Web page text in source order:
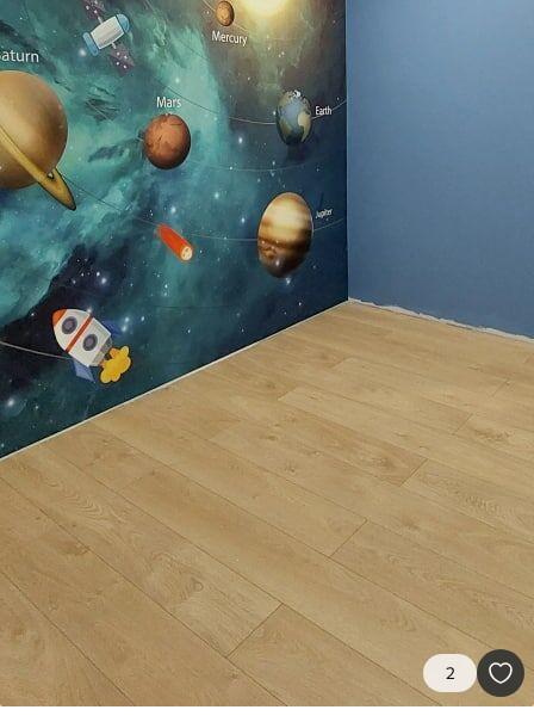
Premium vinyl
516.67310 kr/m²
Peel and Stick
666.67 400.00 kr
2